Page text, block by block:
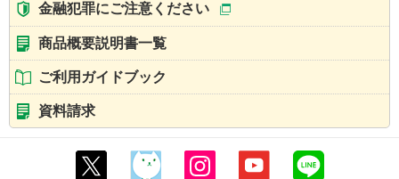
金融犯罪にご注意ください
商品概要説明書一覧
ご利用ガイドブック
資料請求